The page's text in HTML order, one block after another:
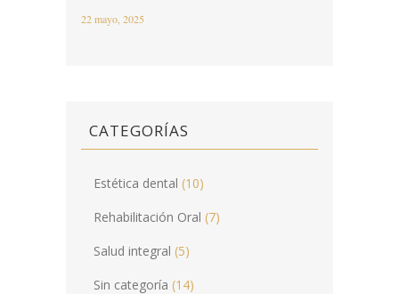
22 mayo, 2025
CATEGORÍAS
Estética dental (10)
Rehabilitación Oral (7)
Salud integral (5)
Sin categoría (14)